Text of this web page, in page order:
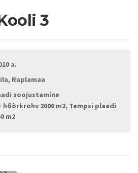
3
a.
Raplamaa
soojustamine
2000 m2, Tempsi plaadi
m2